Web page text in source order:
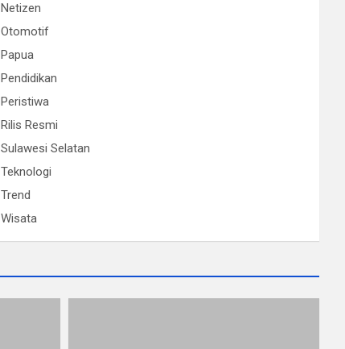
Netizen
Otomotif
Papua
Pendidikan
Peristiwa
Rilis Resmi
Sulawesi Selatan
Teknologi
Trend
Wisata